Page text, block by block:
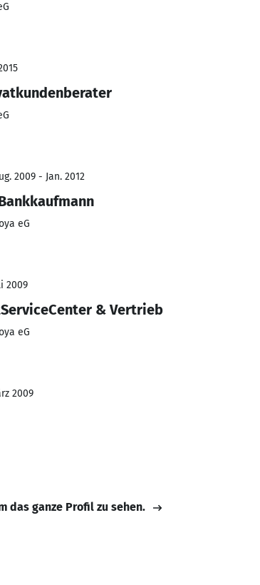
2009 - Jan. 2012
eG
2009
& Vertrieb
eG
2009
das ganze Profil zu sehen.